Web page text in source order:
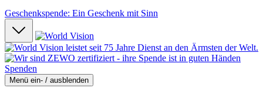
Geschenkspende: Ein Geschenk mit Sinn
Spenden
Menü ein- / ausblenden